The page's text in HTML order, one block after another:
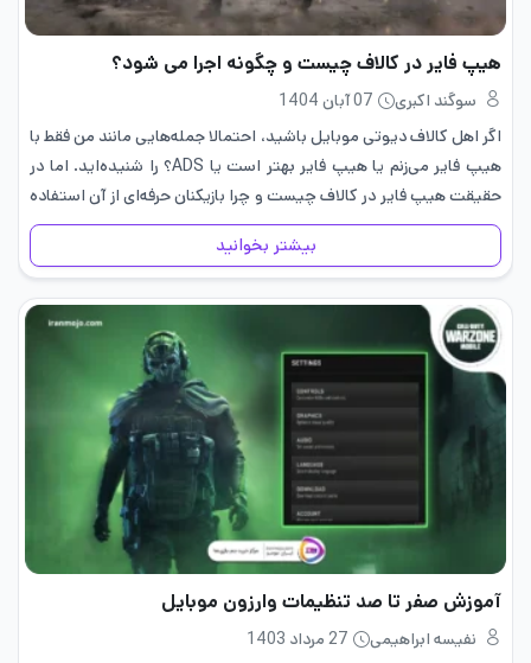
هیپ فایر در کالاف چیست و چگونه اجرا می شود؟
سوگند اکبری
07 آبان 1404
اگر اهل کالاف دیوتی موبایل باشید، احتمالا جمله‌هایی مانند من فقط با
هیپ فایر می‌زنم یا هیپ فایر بهتر است یا ADS؟ را شنیده‌اید. اما در
حقیقت هیپ فایر در کالاف چیست و چرا بازیکنان حرفه‌ای از آن استفاده
می‌کنند؟…
بیشتر بخوانید
آموزش صفر تا صد تنظیمات وارزون موبایل
نفیسه ابراهیمی
27 مرداد 1403